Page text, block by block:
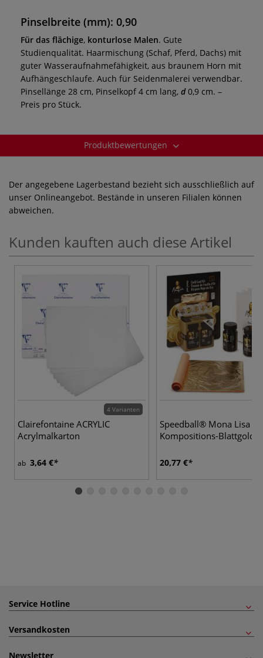
Pinselbreite (mm): 0,90
Für das flächige, konturlose Malen. Gute
Studienqualität. Haarmischung (Schaf, Pferd, Dachs) mit
guter Wasseraufnahmefähigkeit, aus braunem Horn mit
Aufhängeschlaufe. Auch für Seidenmalerei verwendbar.
Pinsellänge 28 cm, Pinselkopf 4 cm lang, d0,9 cm. –
Preis pro Stück.
Produktbewertungen
Der angegebene Lagerbestand bezieht sich ausschließlich auf
unser Onlineangebot. Bestände in unseren Filialen können
abweichen.
Kunden kauften auch diese Artikel
4 Varianten
Clairefontaine ACRYLIC
Acrylmalkarton
ab 3,64 €
Speedball® Mona Lisa
Kompositions-Blattgold-
20,77 €
Service Hotline
Versandkosten
Newsletter